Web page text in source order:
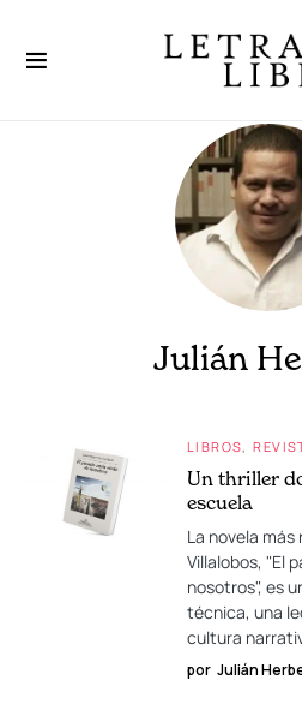
Julián
LIBROS
Un thriller
escuela
La novela
Villalobos, "El
nosotros", es
técnica, una
cultura
por Julián